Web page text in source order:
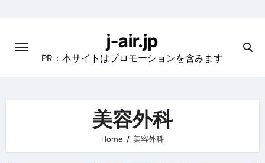
content
j-air.jp
PR：本サイトはプロモーションを含みます
美容外科
Home 美容外科